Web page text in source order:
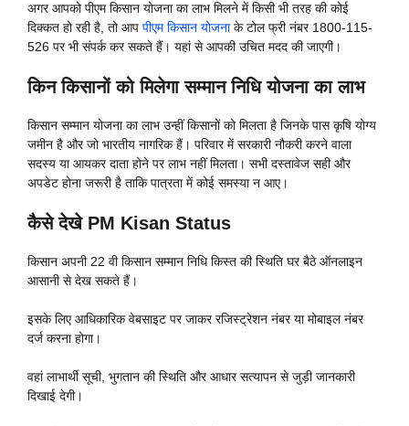
अगर आपको पीएम किसान योजना का लाभ मिलने में किसी भी तरह की कोई
दिक्कत हो रही है, तो आप पीएम किसान योजनाके टोल फ्री नंबर 1800-115-
526 पर भी संपर्क कर सकते हैं। यहां से आपकी उचित मदद की जाएगी।
किन किसानों को मिलेगा सम्मान निधि योजना का लाभ
किसान सम्मान योजना का लाभ उन्हीं किसानों को मिलता है जिनके पास कृषि योग्य
जमीन है और जो भारतीय नागरिक हैं। परिवार में सरकारी नौकरी करने वाला
सदस्य या आयकर दाता होने पर लाभ नहीं मिलता। सभी दस्तावेज सही और
अपडेट होना जरूरी है ताकि पात्रता में कोई समस्या न आए।
कैसे देखे PM Kisan Status
किसान अपनी 22 वी किसान सम्मान निधि किस्त की स्थिति घर बैठे ऑनलाइन
आसानी से देख सकते हैं।
इसके लिए आधिकारिक वेबसाइट पर जाकर रजिस्ट्रेशन नंबर या मोबाइल नंबर
दर्ज करना होगा।
वहां लाभार्थी सूची, भुगतान की स्थिति और आधार सत्यापन से जुड़ी जानकारी
दिखाई देगी।